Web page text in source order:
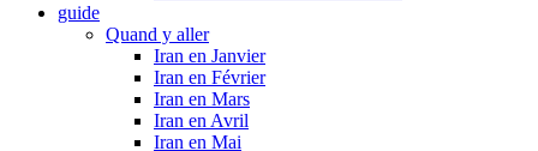
guide
Quand y aller
Iran en Janvier
Iran en Février
Iran en Mars
Iran en Avril
Iran en Mai